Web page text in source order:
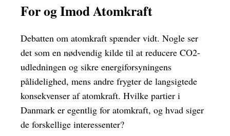
For og Imod Atomkraft
Debatten om atomkraft spænder vidt. Nogle ser
det som en nødvendig kilde til at reducere CO2-
udledningen og sikre energiforsyningens
pålidelighed, mens andre frygter de langsigtede
konsekvenser af atomkraft. Hvilke partier i
Danmark er egentlig for atomkraft, og hvad siger
de forskellige interessenter?